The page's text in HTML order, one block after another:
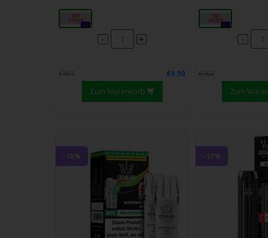
20mg
0x
- +
€7,67
€6,90
Zum Warenkorb
20mg
0x
-
€7,67
Zum
-10% -10%